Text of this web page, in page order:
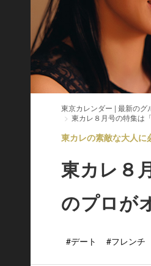
東京カレンダー | 最新のグ
東カレ８月号の特集は
東カレの素敵な大人に
東カレ８
のプロが
#デート #フレンチ